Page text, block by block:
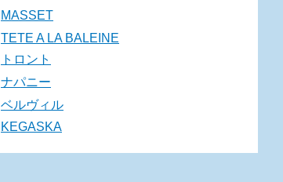
MASSET
TETE A LA BALEINE
トロント
ナパニー
ベルヴィル
KEGASKA